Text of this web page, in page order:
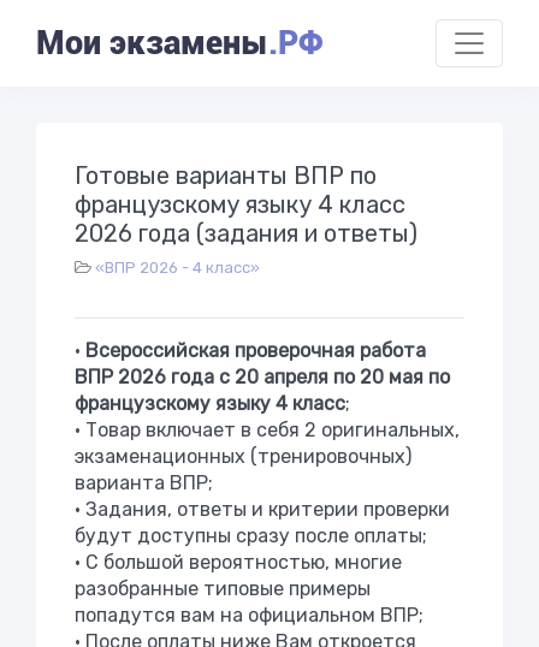
Мои экзамены.РФ
Готовые варианты ВПР по
французскому языку 4 класс
2026 года (задания и ответы)
«ВПР 2026 - 4 класс»
• Всероссийская проверочная работа
ВПР 2026 года с 20 апреля по 20 мая по
французскому языку 4 класс;
• Товар включает в себя 2 оригинальных,
экзаменационных (тренировочных)
варианта ВПР;
• Задания, ответы и критерии проверки
будут доступны сразу после оплаты;
• С большой вероятностью, многие
разобранные типовые примеры
попадутся вам на официальном ВПР;
• После оплаты ниже Вам откроется